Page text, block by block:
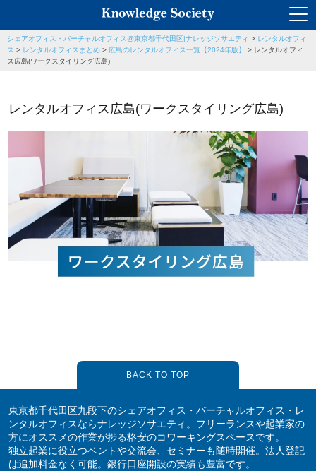
シェアオフィス・バーチャルオフィス@東京都千代田区|ナレッジソサエティ > レンタルオフィ
ス > レンタルオフィスまとめ > 広島のレンタルオフィス一覧【2024年版】 > レンタルオフィ
ス広島(ワークスタイリング広島)
レンタルオフィス広島(ワークスタイリング広島)
BACK TO TOP
東京都千代田区九段下のシェアオフィス・バーチャルオフィス・レ
ンタルオフィスならナレッジソサエティ。フリーランスや起業家の
方にオススメの作業が捗る格安のコワーキングスペースです。
独立起業に役立つベントや交流会、セミナーも随時開催。法人登記
は追加料金なく可能。銀行口座開設の実績も豊富です。